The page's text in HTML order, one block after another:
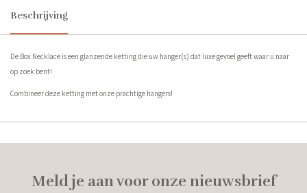
Beschrijving
De Box Necklace is een glanzende ketting die uw hanger(s) dat luxe gevoel geeft waar u naar
op zoek bent!
Combineer deze ketting met onze prachtige hangers!
Meld je aan voor onze nieuwsbrief